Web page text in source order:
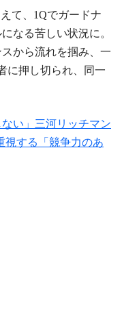
て、1Qでガードナ
なる苦しい状況に。
から流れを掴み、一
に押し切られ、同一
い」三河リッチマン
する「競争力のあ